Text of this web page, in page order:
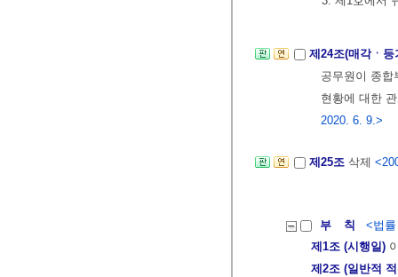
제24조(매각ㆍ
공무원이 종
현황에 대한
2020. 6. 9.>
제25조 삭제
부 칙
<법
제1조 (시행일)
제2조 (일반적